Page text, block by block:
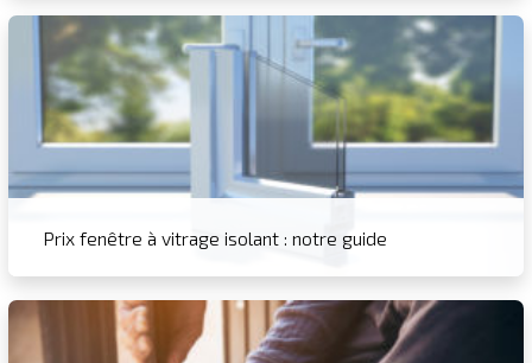
Prix fenêtre à vitrage isolant : notre guide